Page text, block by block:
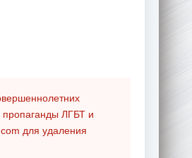
пропаганды ЛГБТ и
для удаления